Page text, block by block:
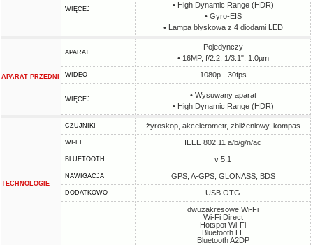
WIĘCEJ
• High Dynamic Range (HDR)
• Gyro-EIS
• Lampa błyskowa z 4 diodami LED
APARAT PRZEDNI
APARAT
Pojedynczy
• 16MP, f/2.2, 1/3.1", 1.0µm
WIDEO 1080p - 30fps
WIĘCEJ
• Wysuwany aparat
• High Dynamic Range (HDR)
TECHNOLOGIE
CZUJNIKI żyroskop, akcelerometr, zbliżeniowy, kompas
WI-FI IEEE 802.11 a/b/g/n/ac
BLUETOOTH v 5.1
NAWIGACJA GPS, A-GPS, GLONASS, BDS
DODATKOWO
USB OTG
dwuzakresowe Wi-Fi
Wi-Fi Direct
Hotspot Wi-Fi
Bluetooth LE
Bluetooth A2DP